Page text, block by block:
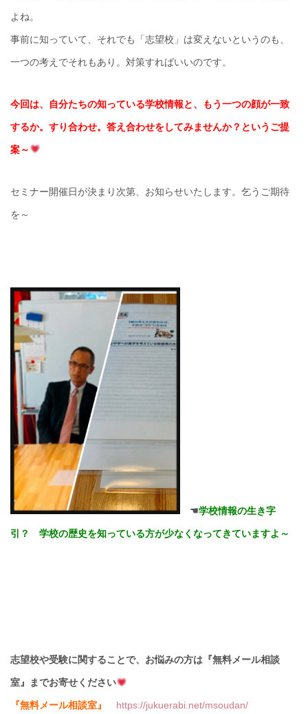
よね。
事前に知っていて、それでも「志望校」は変えないというのも、
一つの考えでそれもあり。対策すればいいのです。
今回は、自分たちの知っている学校情報と、もう一つの顔が一致
するか。すり合わせ。答え合わせをしてみませんか？というご提
案～
セミナー開催日が決まり次第、お知らせいたします。乞うご期待
を～
☚学校情報の生き字
引？ 学校の歴史を知っている方が少なくなってきていますよ～
志望校や受験に関することで、お悩みの方は『無料メール相談
室』までお寄せください
『無料メール相談室』 https://jukuerabi.net/msoudan/